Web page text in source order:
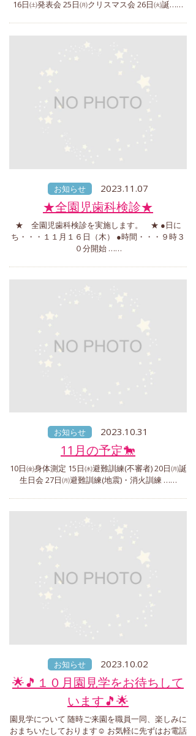
16日㈯発表会 25日㈪クリスマス会 26日㈫誕……
お知らせ 2023.11.07
★全園児歯科検診★
★ 全園児歯科検診を実施します。 ★ ●日に
ち・・・１１月１６日（木） ●時間・・・９時３
０分開始 ……
お知らせ 2023.10.31
11月の予定🐎
10日㈮身体測定 15日㈬避難訓練(不審者) 20日㈪誕
生日会 27日㈪避難訓練(地震)・消火訓練 ……
お知らせ 2023.10.02
🌟🎵１０月園見学をお待ちして
います🎵🌟
園見学について 随時ご来園を職員一同、楽しみに
おまちいたしております☺ お気軽に先ずはお電話